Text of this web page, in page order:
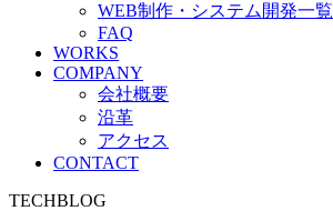
WEB制作・システム開発一覧
FAQ
WORKS
COMPANY
会社概要
沿革
アクセス
CONTACT
TECHBLOG